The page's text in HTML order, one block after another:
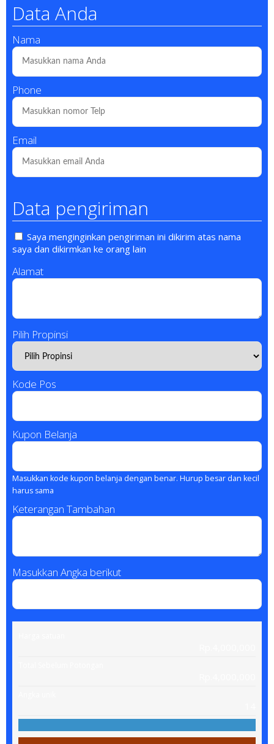
Data Anda
Nama
Phone
Email
Data pengiriman
Saya menginginkan pengiriman ini dikirim atas nama
saya dan dikirmkan ke orang lain
Alamat
Pilih Propinsi
Kode Pos
Kupon Belanja
Masukkan kode kupon belanja dengan benar. Hurup besar dan kecil
harus sama
Keterangan Tambahan
Masukkan Angka berikut